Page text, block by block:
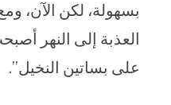
بسهولة، لكن الآن،
العذبة إلى النهر
على بساتين النخيل”.